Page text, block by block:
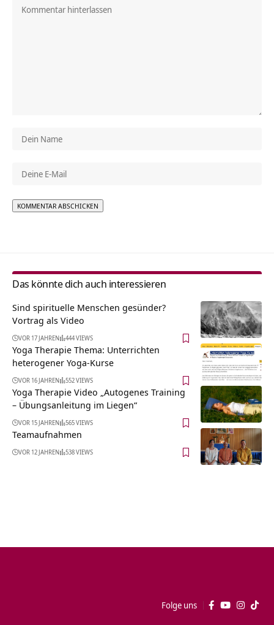
Das könnte dich auch interessieren
Sind spirituelle Menschen gesünder?
Vortrag als Video
VOR 17 JAHREN 444 VIEWS
Yoga Therapie Thema: Unterrichten
heterogener Yoga-Kurse
VOR 16 JAHREN 552 VIEWS
Yoga Therapie Video „Autogenes Training
– Übungsanleitung im Liegen“
VOR 15 JAHREN 565 VIEWS
Teamaufnahmen
VOR 12 JAHREN 538 VIEWS
Folge uns